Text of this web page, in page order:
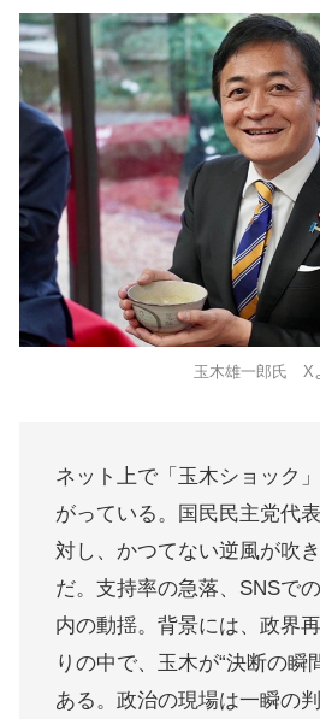
玉木雄一郎氏 X
ネット上で「玉木ショック
がっている。国民民主党代
対し、かつてない逆風が吹
だ。支持率の急落、SNSで
内の動揺。背景には、政界
りの中で、玉木が“決断の瞬
ある。政治の現場は一瞬の